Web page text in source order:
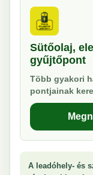
Sütőolaj,
gyűjtőpont
Több gyakori
pontjainak
A leadóhely- és